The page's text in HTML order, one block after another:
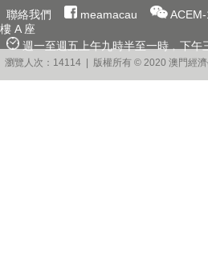
聯絡我們 meamacau
樓 A 座
週一至週五上午九時半至一時﹐下
瀏覽人次：14114 | 版權所有 © 2020 澳門經濟